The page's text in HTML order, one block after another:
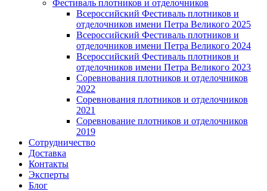
Фестиваль плотников и отделочников
Всероссийский Фестиваль плотников и
отделочников имени Петра Великого 2025
Всероссийский Фестиваль плотников и
отделочников имени Петра Великого 2024
Всероссийский Фестиваль плотников и
отделочников имени Петра Великого 2023
Соревнования плотников и отделочников
2022
Соревнования плотников и отделочников
2021
Соревнование плотников и отделочников
2019
Сотрудничество
Доставка
Контакты
Эксперты
Блог